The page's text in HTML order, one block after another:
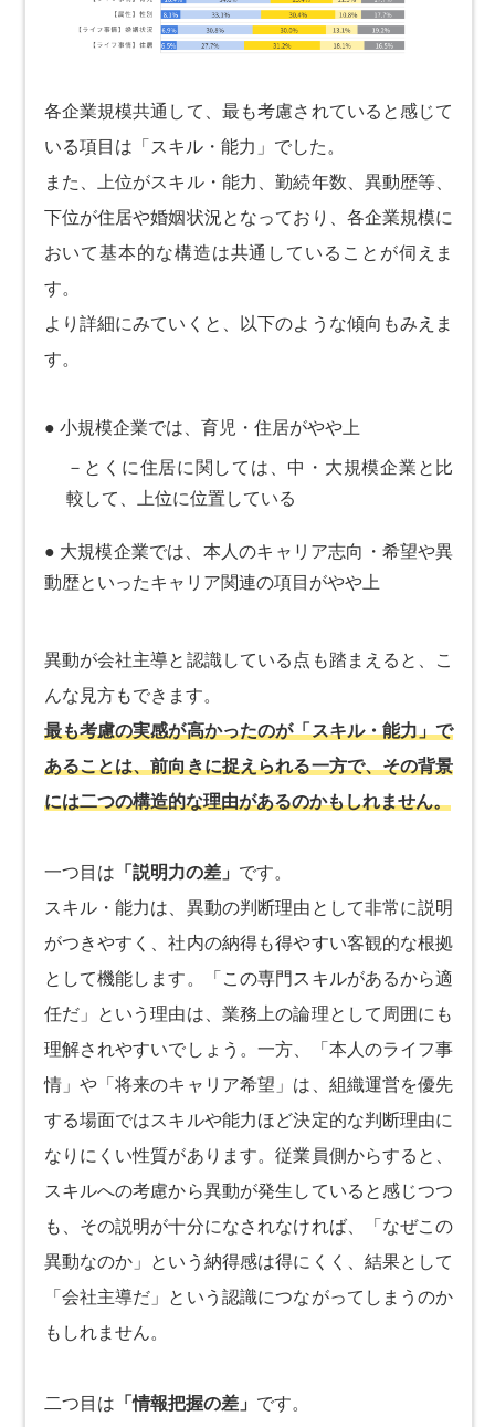
各企業規模共通して、最も考慮されていると感じて
いる項目は「スキル・能力」でした。
また、上位がスキル・能力、勤続年数、異動歴等、
下位が住居や婚姻状況となっており、各企業規模に
おいて基本的な構造は共通していることが伺えま
す。
より詳細にみていくと、以下のような傾向もみえま
す。
● 小規模企業では、育児・住居がやや上
－とくに住居に関しては、中・大規模企業と比
較して、上位に位置している
● 大規模企業では、本人のキャリア志向・希望や異
動歴といったキャリア関連の項目がやや上
異動が会社主導と認識している点も踏まえると、こ
んな見方もできます。
最も考慮の実感が高かったのが「スキル・能力」で
あることは、前向きに捉えられる一方で、その背景
には二つの構造的な理由があるのかもしれません。
一つ目は 「説明力の差」 です。
スキル・能力は、異動の判断理由として非常に説明
がつきやすく、社内の納得も得やすい客観的な根拠
として機能します。「この専門スキルがあるから適
任だ」という理由は、業務上の論理として周囲にも
理解されやすいでしょう。一方、「本人のライフ事
情」や「将来のキャリア希望」は、組織運営を優先
する場面ではスキルや能力ほど決定的な判断理由に
なりにくい性質があります。従業員側からすると、
スキルへの考慮から異動が発生していると感じつつ
も、その説明が十分になされなければ、「なぜこの
異動なのか」という納得感は得にくく、結果として
「会社主導だ」という認識につながってしまうのか
もしれません。
二つ目は 「情報把握の差」 です。